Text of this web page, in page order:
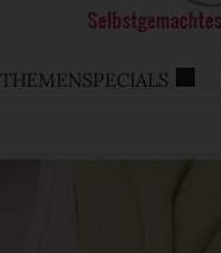
THEMENSPECIALS